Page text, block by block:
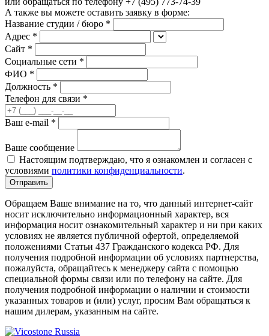
А также вы можете оставить заявку в форме:
Название студии / бюро *
Адрес *
Сайт *
Социальные сети *
ФИО *
Должность *
Телефон для связи *
Ваш e-mail *
Ваше сообщение
Настоящим подтверждаю, что я ознакомлен и согласен с
условиями политики конфиденциальности.
Отправить
Обращаем Ваше внимание на то, что данный интернет-сайт
носит исключительно информационный характер, вся
информация носит ознакомительный характер и ни при каких
условиях не является публичной офертой, определяемой
положениями Статьи 437 Гражданского кодекса РФ. Для
получения подробной информации об условиях партнерства,
пожалуйста, обращайтесь к менеджеру сайта с помощью
специальной формы связи или по телефону на сайте. Для
получения подробной информации о наличии и стоимости
указанных товаров и (или) услуг, просим Вам обращаться к
нашим дилерам, указанным на сайте.